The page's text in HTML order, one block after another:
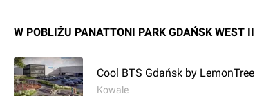
W POBLIŻU PANATTONI PARK GDAŃSK WEST II
Cool BTS Gdańsk by LemonTree
Kowale